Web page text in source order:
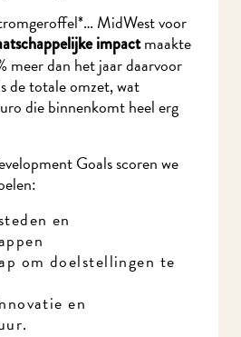
MidWest voor
impactmaakte
meer dan het jaar daarvoor
de totale omzet, wat
die binnenkomt heel erg
Goals scoren we
en
om doelstellingen te
en